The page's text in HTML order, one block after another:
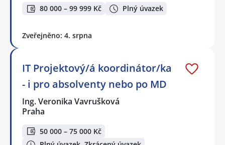
80 000 – 99 999 Kč Plný úvazek
Zveřejněno: 4. srpna
IT Projektový/á koordinátor/ka
- i pro absolventy nebo po MD
Ing. Veronika Vavrušková
Praha
50 000 – 75 000 Kč